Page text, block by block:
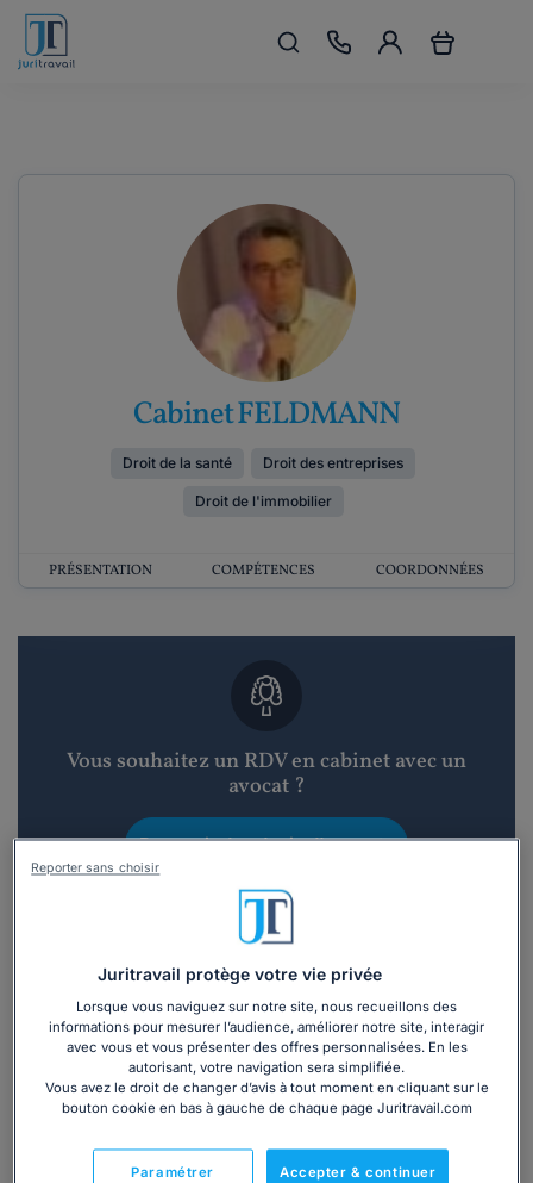
Cabinet FELDMANN
Droit de la santé Droit des entreprises
Droit de l'immobilier
PRÉSENTATION COMPÉTENCES COORDONNÉES
Vous souhaitez un RDV en cabinet avec un
avocat ?
Recevoir des devis d'avocats
3 devis en 48h
Vous souhaitez une consultation par
téléphone ?
Consulter immédiatement
Juritravail protège votre vie privée
Lorsque vous naviguez sur notre site, nous recueillons des
informations pour mesurer l’audience, améliorer notre site, interagir
avec vous et vous présenter des offres personnalisées. En les
autorisant, votre navigation sera simplifiée.
Vous avez le droit de changer d’avis à tout moment en cliquant sur le
bouton cookie en bas à gauche de chaque page Juritravail.com
Accepter & continuer
Paramétrer
Reporter sans choisir